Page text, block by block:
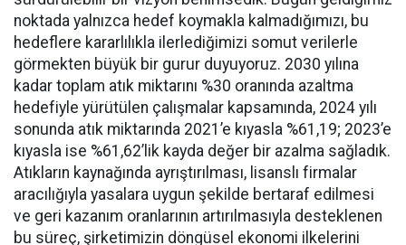
noktada yalnızca hedef koymakla kalmadığımızı, bu
hedeflere kararlılıkla ilerlediğimizi somut verilerle
görmekten büyük bir gurur duyuyoruz. 2030 yılına
kadar toplam atık miktarını %30 oranında azaltma
hedefiyle yürütülen çalışmalar kapsamında, 2024 yılı
sonunda atık miktarında 2021’e kıyasla %61,19; 2023’e
kıyasla ise %61,62’lik kayda değer bir azalma sağladık.
Atıkların kaynağında ayrıştırılması, lisanslı firmalar
aracılığıyla yasalara uygun şekilde bertaraf edilmesi
ve geri kazanım oranlarının artırılmasıyla desteklenen
bu süreç, şirketimizin döngüsel ekonomi ilkelerini